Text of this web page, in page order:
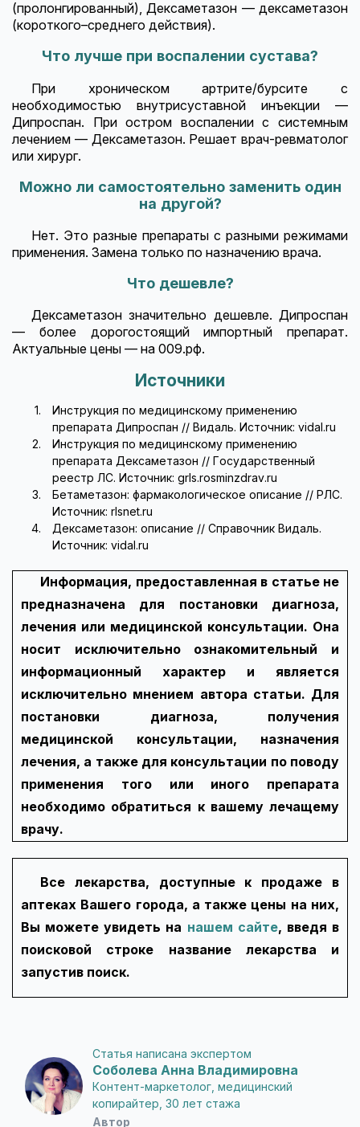
(пролонгированный), Дексаметазон — дексаметазон
(короткого–среднего действия).
Что лучше при воспалении сустава?
При хроническом артрите/бурсите с
необходимостью внутрисуставной инъекции —
Дипроспан. При остром воспалении с системным
лечением — Дексаметазон. Решает врач-ревматолог
или хирург.
Можно ли самостоятельно заменить один
на другой?
Нет. Это разные препараты с разными режимами
применения. Замена только по назначению врача.
Что дешевле?
Дексаметазон значительно дешевле. Дипроспан
— более дорогостоящий импортный препарат.
Актуальные цены — на 009.рф.
Источники
Инструкция по медицинскому применению
препарата Дипроспан // Видаль. Источник: vidal.ru
Инструкция по медицинскому применению
препарата Дексаметазон // Государственный
реестр ЛС. Источник: grls.rosminzdrav.ru
Бетаметазон: фармакологическое описание // РЛС.
Источник: rlsnet.ru
Дексаметазон: описание // Справочник Видаль.
Источник: vidal.ru
Информация, предоставленная в статье не
предназначена для постановки диагноза,
лечения или медицинской консультации. Она
носит исключительно ознакомительный и
информационный характер и является
исключительно мнением автора статьи. Для
постановки диагноза, получения
медицинской консультации, назначения
лечения, а также для консультации по поводу
применения того или иного препарата
необходимо обратиться к вашему лечащему
врачу.
Все лекарства, доступные к продаже в
аптеках Вашего города, а также цены на них,
Вы можете увидеть на нашем сайте, введя в
поисковой строке название лекарства и
запустив поиск.
Статья написана экспертом
Соболева Анна Владимировна
Контент-маркетолог, медицинский
копирайтер, 30 лет стажа
Автор